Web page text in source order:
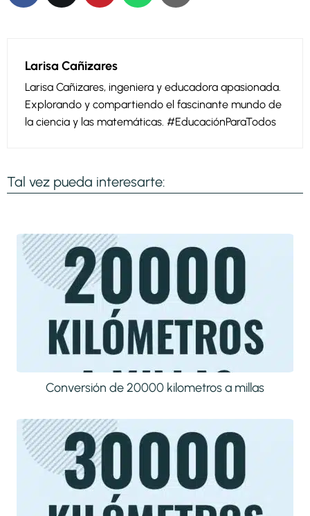
Larisa Cañizares
Larisa Cañizares, ingeniera y educadora apasionada.
Explorando y compartiendo el fascinante mundo de
la ciencia y las matemáticas. #EducaciónParaTodos
Tal vez pueda interesarte:
Conversión de 20000 kilometros a millas